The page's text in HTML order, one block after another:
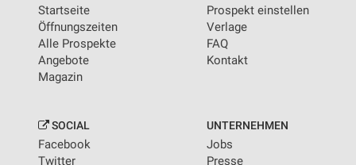
Startseite
Öffnungszeiten
Alle Prospekte
Angebote
Magazin
Prospekt einstellen
Verlage
FAQ
Kontakt
SOCIAL
Facebook
Twitter
UNTERNEHMEN
Jobs
Presse
Funktional
Werbung